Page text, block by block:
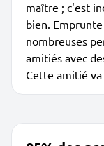
maître ; c'est
bien.
nombreuses
amitiés avec
Cette amitié va